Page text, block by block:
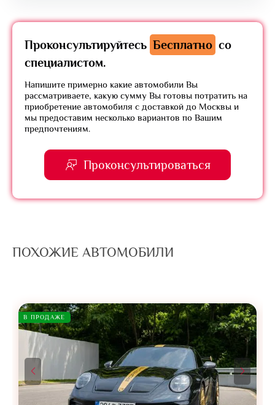
Проконсультируйтесь Бесплатно со
специалистом.
Напишите примерно какие автомобили Вы
рассматриваете, какую сумму Вы готовы потратить на
приобретение автомобиля с доставкой до Москвы и
мы предоставим несколько вариантов по Вашим
предпочтениям.
Проконсультироваться
ПОХОЖИЕ АВТОМОБИЛИ
В ПРОДАЖЕ